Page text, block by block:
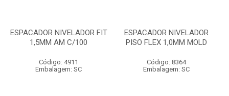
ESPACADOR NIVELADOR FIT
1,5MM AM C/100
Código: 4911
Embalagem: SC
ESPACADOR NIVELADOR
PISO FLEX 1,0MM MOLD
Código: 8364
Embalagem: SC